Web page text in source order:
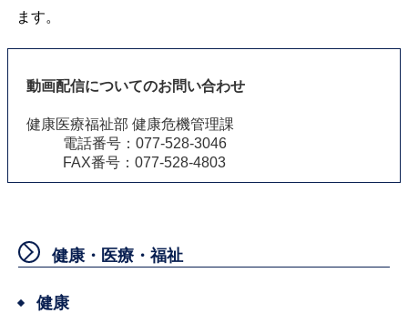
ます。
動画配信についてのお問い合わせ
健康医療福祉部 健康危機管理課
電話番号：077-528-3046
FAX番号：077-528-4803
健康・医療・福祉
健康